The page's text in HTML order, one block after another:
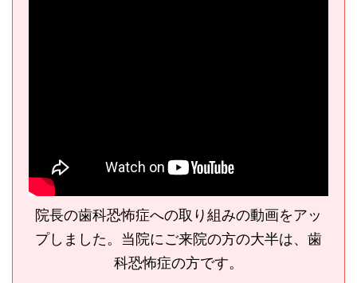
院長の歯科恐怖症への取り組みの動画をアッ
プしました。当院にご来院の方の大半は、歯
科恐怖症の方です。